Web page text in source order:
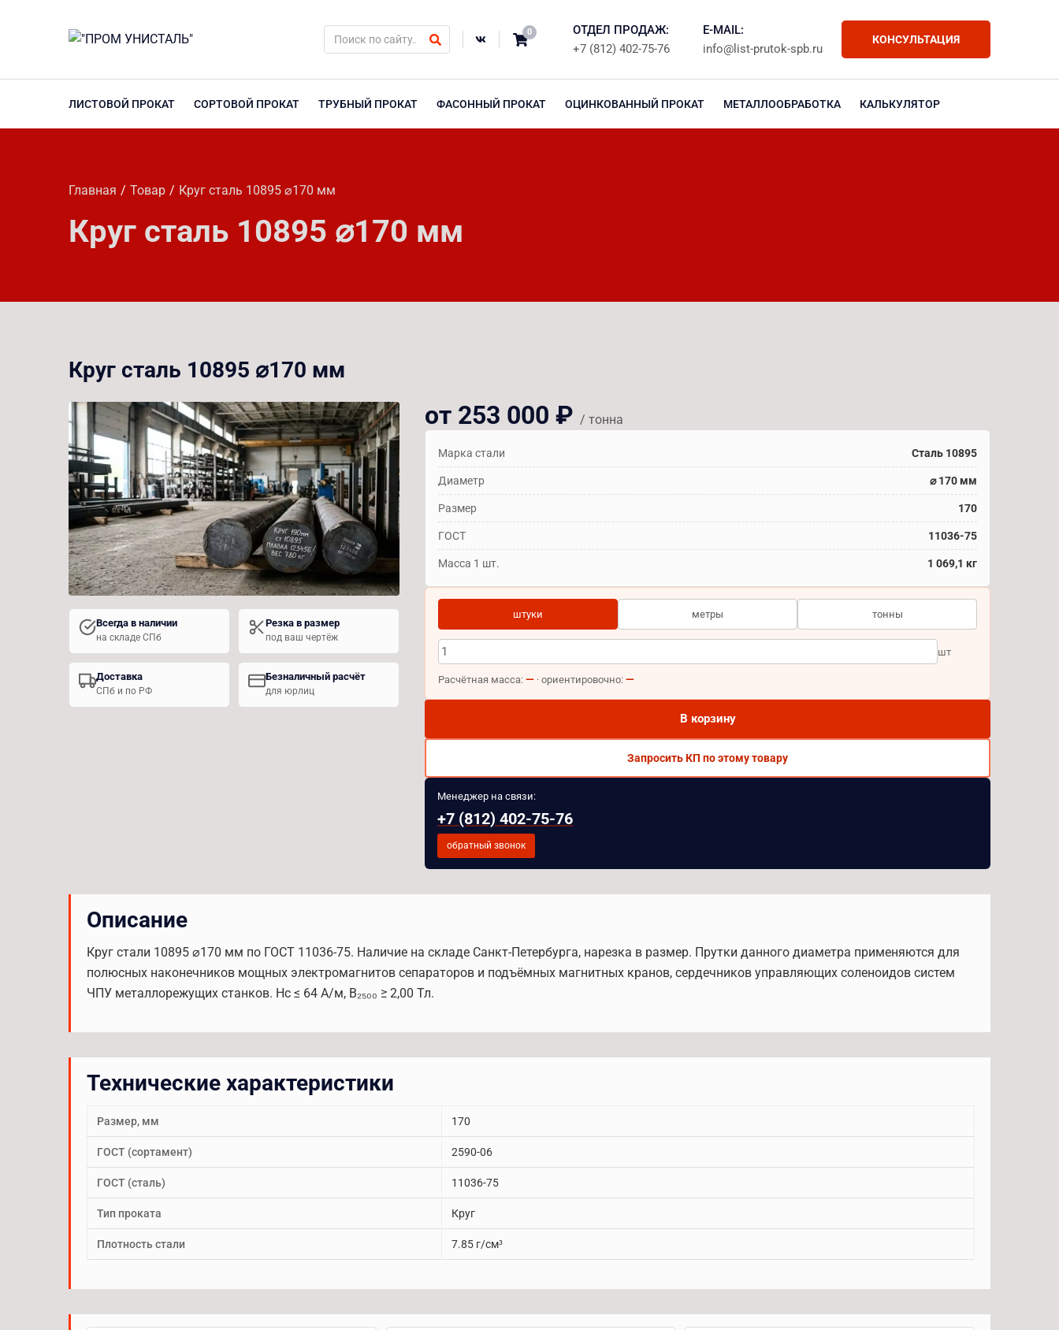
0
КОНСУЛЬТАЦИЯ
ОТДЕЛ ПРОДАЖ:
+7 (812) 402-75-76
E-MAIL:
info@list-prutok-spb.ru
ЛИСТОВОЙ ПРОКАТ СОРТОВОЙ ПРОКАТ ТРУБНЫЙ ПРОКАТ ФАСОННЫЙ ПРОКАТ ОЦИНКОВАННЫЙ ПРОКАТ МЕТАЛЛООБРАБОТКА КАЛЬКУЛЯТОР
Главная Товар Круг сталь 10895 ⌀170 мм
Круг сталь 10895 ⌀170 мм
Круг сталь 10895 ⌀170 мм
Всегда в наличии
на складе СПб
Резка в размер
под ваш чертёж
Доставка
СПб и по РФ
Безналичный расчёт
для юрлиц
от 253 000 ₽ / тонна
Марка стали Сталь 10895
Диаметр ⌀ 170 мм
Размер 170
ГОСТ 11036-75
Масса 1 шт. 1 069,1 кг
штуки метры тонны
шт
Расчётная масса: — · ориентировочно: —
В корзину
Запросить КП по этому товару
Менеджер на связи:
+7 (812) 402-75-76
обратный звонок
Описание
Круг стали 10895 ⌀170 мм по ГОСТ 11036-75. Наличие на складе Санкт-Петербурга, нарезка в размер. Прутки данного диаметра применяются для
полюсных наконечников мощных электромагнитов сепараторов и подъёмных магнитных кранов, сердечников управляющих соленоидов систем
ЧПУ металлорежущих станков. Hc ≤ 64 А/м, B₂₅₀₀ ≥ 2,00 Тл.
Технические характеристики
Размер, мм 170
ГОСТ (сортамент) 2590-06
ГОСТ (сталь) 11036-75
Тип проката Круг
Плотность стали 7.85 г/см³